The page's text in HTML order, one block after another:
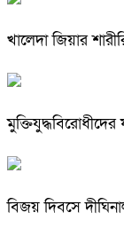
খালেদা জিয়ার
বিজয় দিবসে